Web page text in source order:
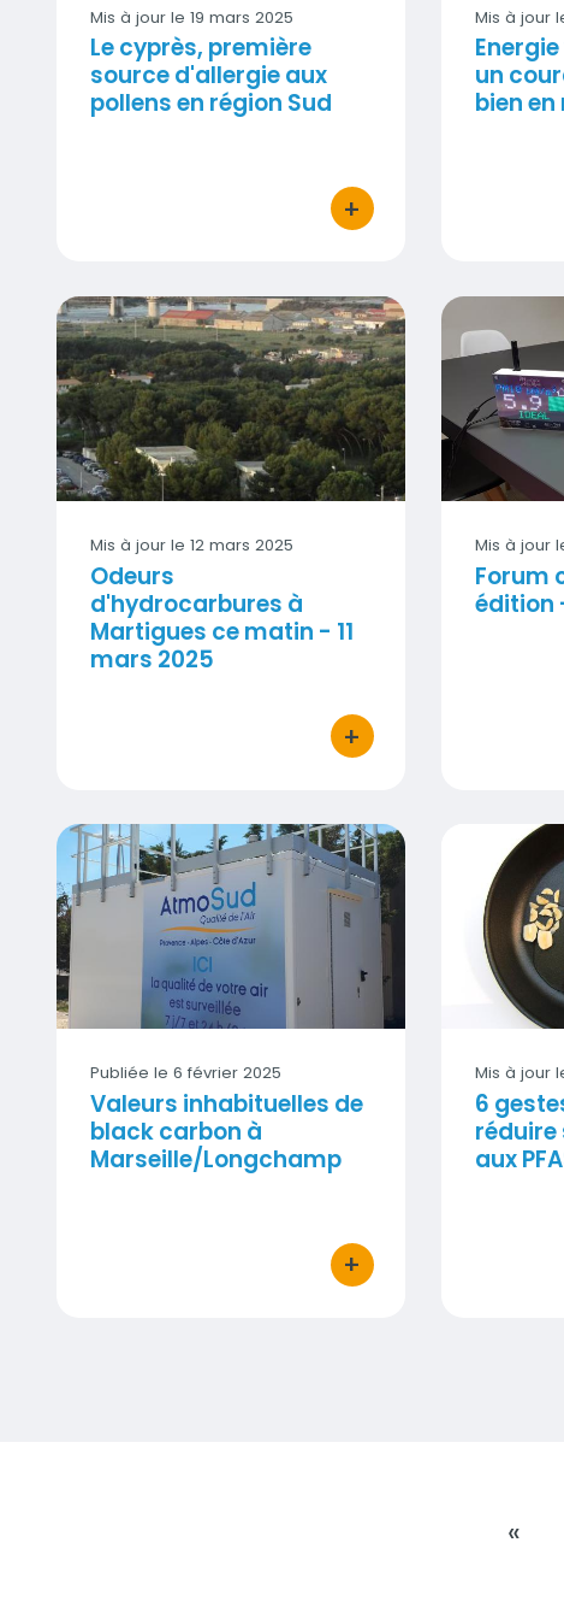
Mis à jour le19 mars 2025
Le cyprès, première
source d'allergie aux
pollens en région Sud
+
bouton d'actions
Mis à jour
un
bien en
Odeurs d'hydrocarbures à Martigues ce matin -
Visuel
Mis à jour le12 mars 2025
Odeurs
d'hydrocarbures à
Martigues ce matin - 11
mars 2025
+
bouton d'actions
Forum
Mis à jour
Forum
édition
Valeurs inhabituelles de black carbon à
Visuel
Publiée le 6 février 2025
Valeurs inhabituelles de
black carbon à
Marseille/Longchamp
+
bouton d'actions
6 gestes
Mis à jour
6
réduire
aux
«